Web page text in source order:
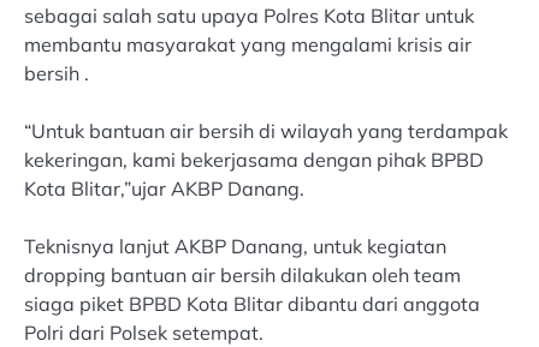
sebagai salah satu upaya Polres Kota Blitar untuk
membantu masyarakat yang mengalami krisis air
bersih .
“Untuk bantuan air bersih di wilayah yang terdampak
kekeringan, kami bekerjasama dengan pihak BPBD
Kota Blitar,”ujar AKBP Danang.
Teknisnya lanjut AKBP Danang, untuk kegiatan
dropping bantuan air bersih dilakukan oleh team
siaga piket BPBD Kota Blitar dibantu dari anggota
Polri dari Polsek setempat.